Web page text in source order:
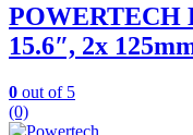
POWERTECH
15.6″, 2x
0 out of 5
(0)